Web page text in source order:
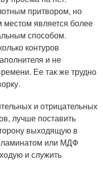
притвором, но
является более
способом.
контуров
и не
Ее так же трудно
и отрицательных
лучше поставить
выходящую в
ламинатом или МДФ
и служить